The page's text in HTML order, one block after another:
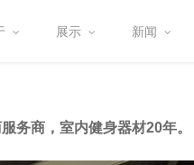
展示 新闻
务商，室内健身器材20年。